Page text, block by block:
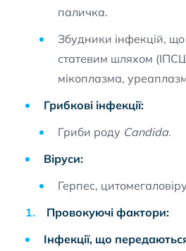
паличка.
Збудники інфекцій,
статевим шляхом
мікоплазма,
Грибкові інфекції:
Гриби роду Candida.
Віруси:
Герпес,
Провокуючі фактори:
Інфекції, що